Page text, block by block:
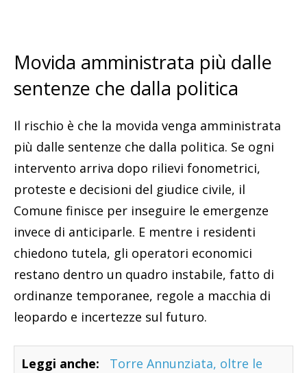
Movida amministrata più dalle
sentenze che dalla politica
Il rischio è che la movida venga amministrata
più dalle sentenze che dalla politica. Se ogni
intervento arriva dopo rilievi fonometrici,
proteste e decisioni del giudice civile, il
Comune finisce per inseguire le emergenze
invece di anticiparle. E mentre i residenti
chiedono tutela, gli operatori economici
restano dentro un quadro instabile, fatto di
ordinanze temporanee, regole a macchia di
leopardo e incertezze sul futuro.
Leggi anche:
Torre Annunziata, oltre le